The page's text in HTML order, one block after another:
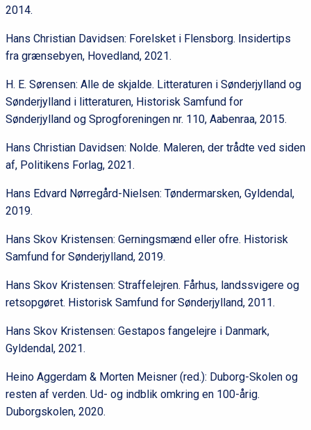
2014.
Hans Christian Davidsen: Forelsket i Flensborg. Insidertips
fra grænsebyen, Hovedland, 2021.
H. E. Sørensen: Alle de skjalde. Litteraturen i Sønderjylland og
Sønderjylland i litteraturen, Historisk Samfund for
Sønderjylland og Sprogforeningen nr. 110, Aabenraa, 2015.
Hans Christian Davidsen: Nolde. Maleren, der trådte ved siden
af, Politikens Forlag, 2021.
Hans Edvard Nørregård-Nielsen: Tøndermarsken, Gyldendal,
2019.
Hans Skov Kristensen: Gerningsmænd eller ofre. Historisk
Samfund for Sønderjylland, 2019.
Hans Skov Kristensen: Straffelejren. Fårhus, landssvigere og
retsopgøret. Historisk Samfund for Sønderjylland, 2011.
Hans Skov Kristensen: Gestapos fangelejre i Danmark,
Gyldendal, 2021.
Heino Aggerdam & Morten Meisner (red.): Duborg-Skolen og
resten af verden. Ud- og indblik omkring en 100-årig.
Duborgskolen, 2020.